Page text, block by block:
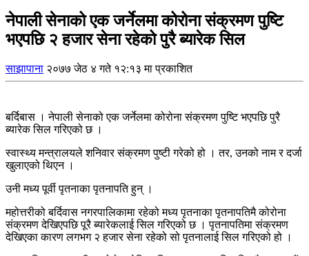
नेपाली सेनाको एक जर्नेलमा कोरोना संक्रमण पुष्टि
भएपछि २ हजार सेना रहेको पुरै ब्यारेक सिल
साझापाना २०७७ जेठ ४ गते १२:१३ मा प्रकाशित
बर्दिबास । नेपाली सेनाको एक जर्नेलमा कोरोना संक्रमण पुष्टि भएपछि पुरै
ब्यारेक सिल गरिएको छ ।
स्वास्थ्य मन्त्रालयले शनिवार संक्रमण पुष्टी गरेको हो । तर, उनको नाम र दर्जा
खुलाएको थिएन ।
उनी मध्य पूर्वी पृतनाका पृतनापति हुन् ।
महोत्तरीको बर्दिवास नगरपालिकामा रहेको मध्य पृतनाका पृतनापतिमै कोरोना
संक्रमण देखिएपछि पूरै ब्यारेकलाई सिल गरिएको छ । पृतनापतिमा संक्रमण
देखिएका कारण लगभग २ हजार सेना रहेको सो पृतनालाई सिल गरिएको हो ।